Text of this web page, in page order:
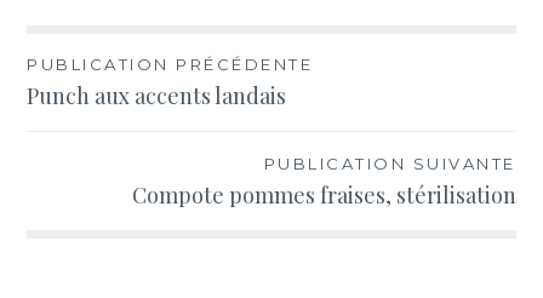
Navigation
de
PUBLICATION PRÉCÉDENTE
Punch aux accents landais
PUBLICATION SUIVANTE
Compote pommes fraises, stérilisation